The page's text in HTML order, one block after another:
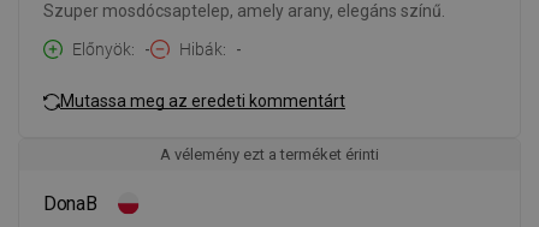
Szuper mosdócsaptelep, amely arany, elegáns színű.
Előnyök
- Hibák -
Mutassa meg az eredeti kommentárt
A vélemény ezt a terméket érinti
DonaB